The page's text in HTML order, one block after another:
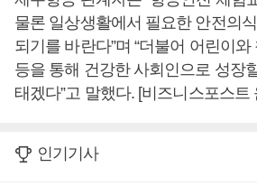
물론 일상생활에서 필요한 안전의
되기를 바란다”며 “더불어 어린이
등을 통해 건강한 사회인으로 성장
태겠다”고 말했다. [비즈니스포스트
인기기사